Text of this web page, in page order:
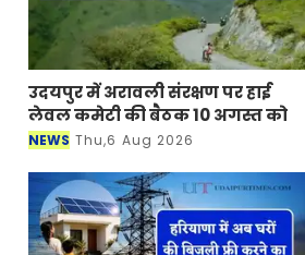
उदयपुर में अरावली संरक्षण पर हाई
लेवल कमेटी की बैठक 10 अगस्त को
NEWS Thu,6 Aug 2026